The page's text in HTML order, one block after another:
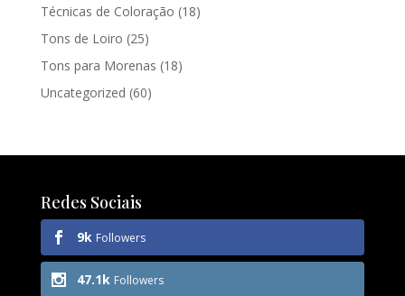
Técnicas de Coloração (18)
Tons de Loiro (25)
Tons para Morenas (18)
Uncategorized (60)
Redes Sociais
9k Followers
47.1k Followers